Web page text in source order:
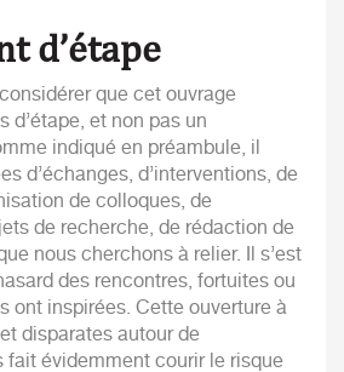
d’étape
que cet ouvrage
d’étape, et non pas un
indiqué en préambule, il
d’échanges, d’interventions, de
de colloques, de
de recherche, de rédaction de
nous cherchons à relier. Il s’est
des rencontres, fortuites ou
ont inspirées. Cette ouverture à
disparates autour de
fait évidemment courir le risque